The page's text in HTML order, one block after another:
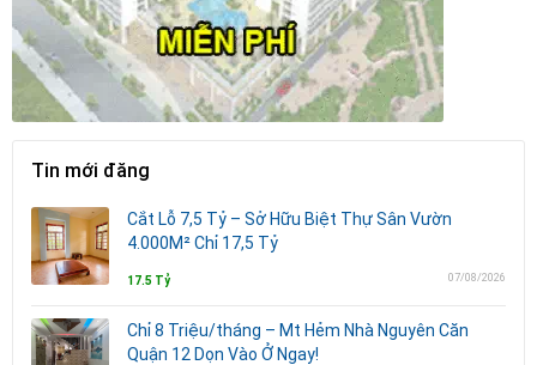
Tin mới đăng
Cắt Lỗ 7,5 Tỷ – Sở Hữu Biệt Thự Sân Vườn
4.000M² Chỉ 17,5 Tỷ
17.5 Tỷ 07/08/2026
Chỉ 8 Triệu/tháng – Mt Hẻm Nhà Nguyên Căn
Quận 12 Dọn Vào Ở Ngay!